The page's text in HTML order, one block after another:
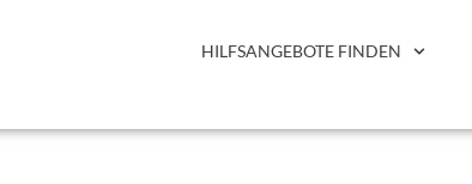
HILFSANGEBOTE FINDEN